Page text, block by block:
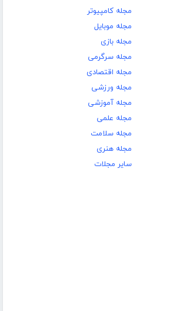
مجله کامپیوتر
مجله موبایل
مجله بازی
مجله سرگرمی
مجله اقتصادی
مجله ورزشی
مجله آموزشی
مجله علمی
مجله سلامت
مجله هنری
سایر مجلات